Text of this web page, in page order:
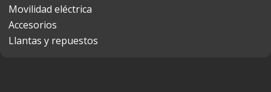
Movilidad eléctrica
Accesorios
Llantas y repuestos